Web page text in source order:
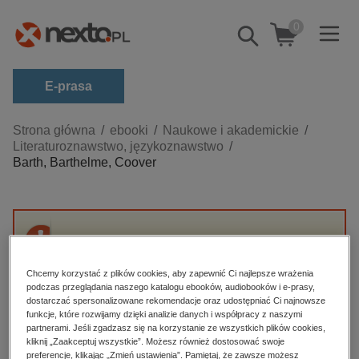
Pokaż/schowaj
wyszukiwarkę
0
E-prasa
Kategorie
Zobacz wszystkie E-prasa
biznesowe, branżowe, gospodarka
darmowe wydania
edukacja
hobby, sport, rozrywka
komputery, internet, technologie, informatyka
Strona główna ebooki
Naukowe i akademickie
Literaturoznawstwo, językoznawstwo
Barth, Barthelme, Coover
High-contrast mode
Polecane
Chcemy korzystać z plików cookies, aby zapewnić Ci najlepsze wrażenia
podczas przeglądania naszego katalogu ebooków, audiobooków i e-prasy,
dostarczać spersonalizowane rekomendacje oraz udostępniać Ci najnowsze
funkcje, które rozwijamy dzięki analizie danych i współpracy z naszymi
partnerami. Jeśli zgadzasz się na korzystanie ze wszystkich plików cookies,
kliknij „Zaakceptuj wszystkie”. Możesz również dostosować swoje
preferencje, klikając „Zmień ustawienia”. Pamiętaj, że zawsze możesz